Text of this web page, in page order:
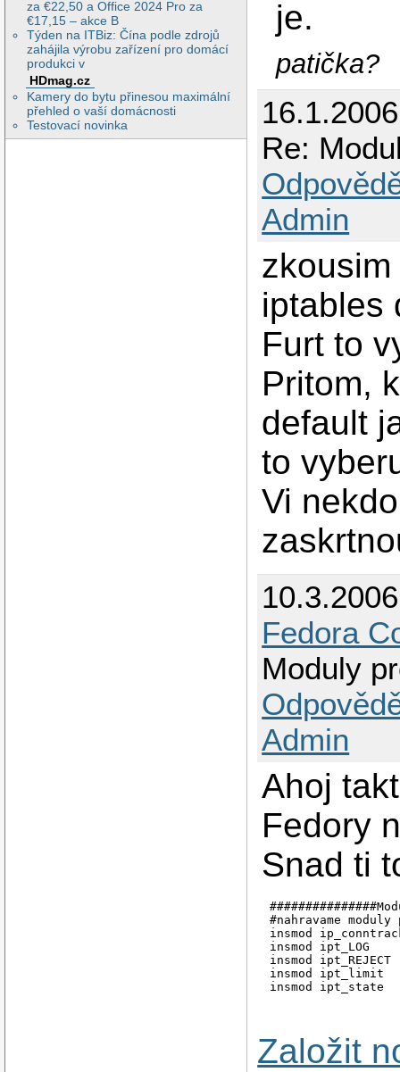
za €22,50 a Office 2024 Pro za
€17,15 – akce B
Týden na ITBiz: Čína podle zdrojů
zahájila výrobu zařízení pro domácí
produkci v
HDmag.cz
Kamery do bytu přinesou maximální
přehled o vaší domácnosti
Testovací novinka
je.
patička?
Re:
Admin
iptables
Furt to
Pritom,
default
to
Vi
Fedora
Moduly
Admin
Ahoj
Fedory
Snad ti
#nahravame
insmod
insmod ipt_LOG
insmod ipt_REJECT
insmod ipt_limit
insmod ipt_state
Založit